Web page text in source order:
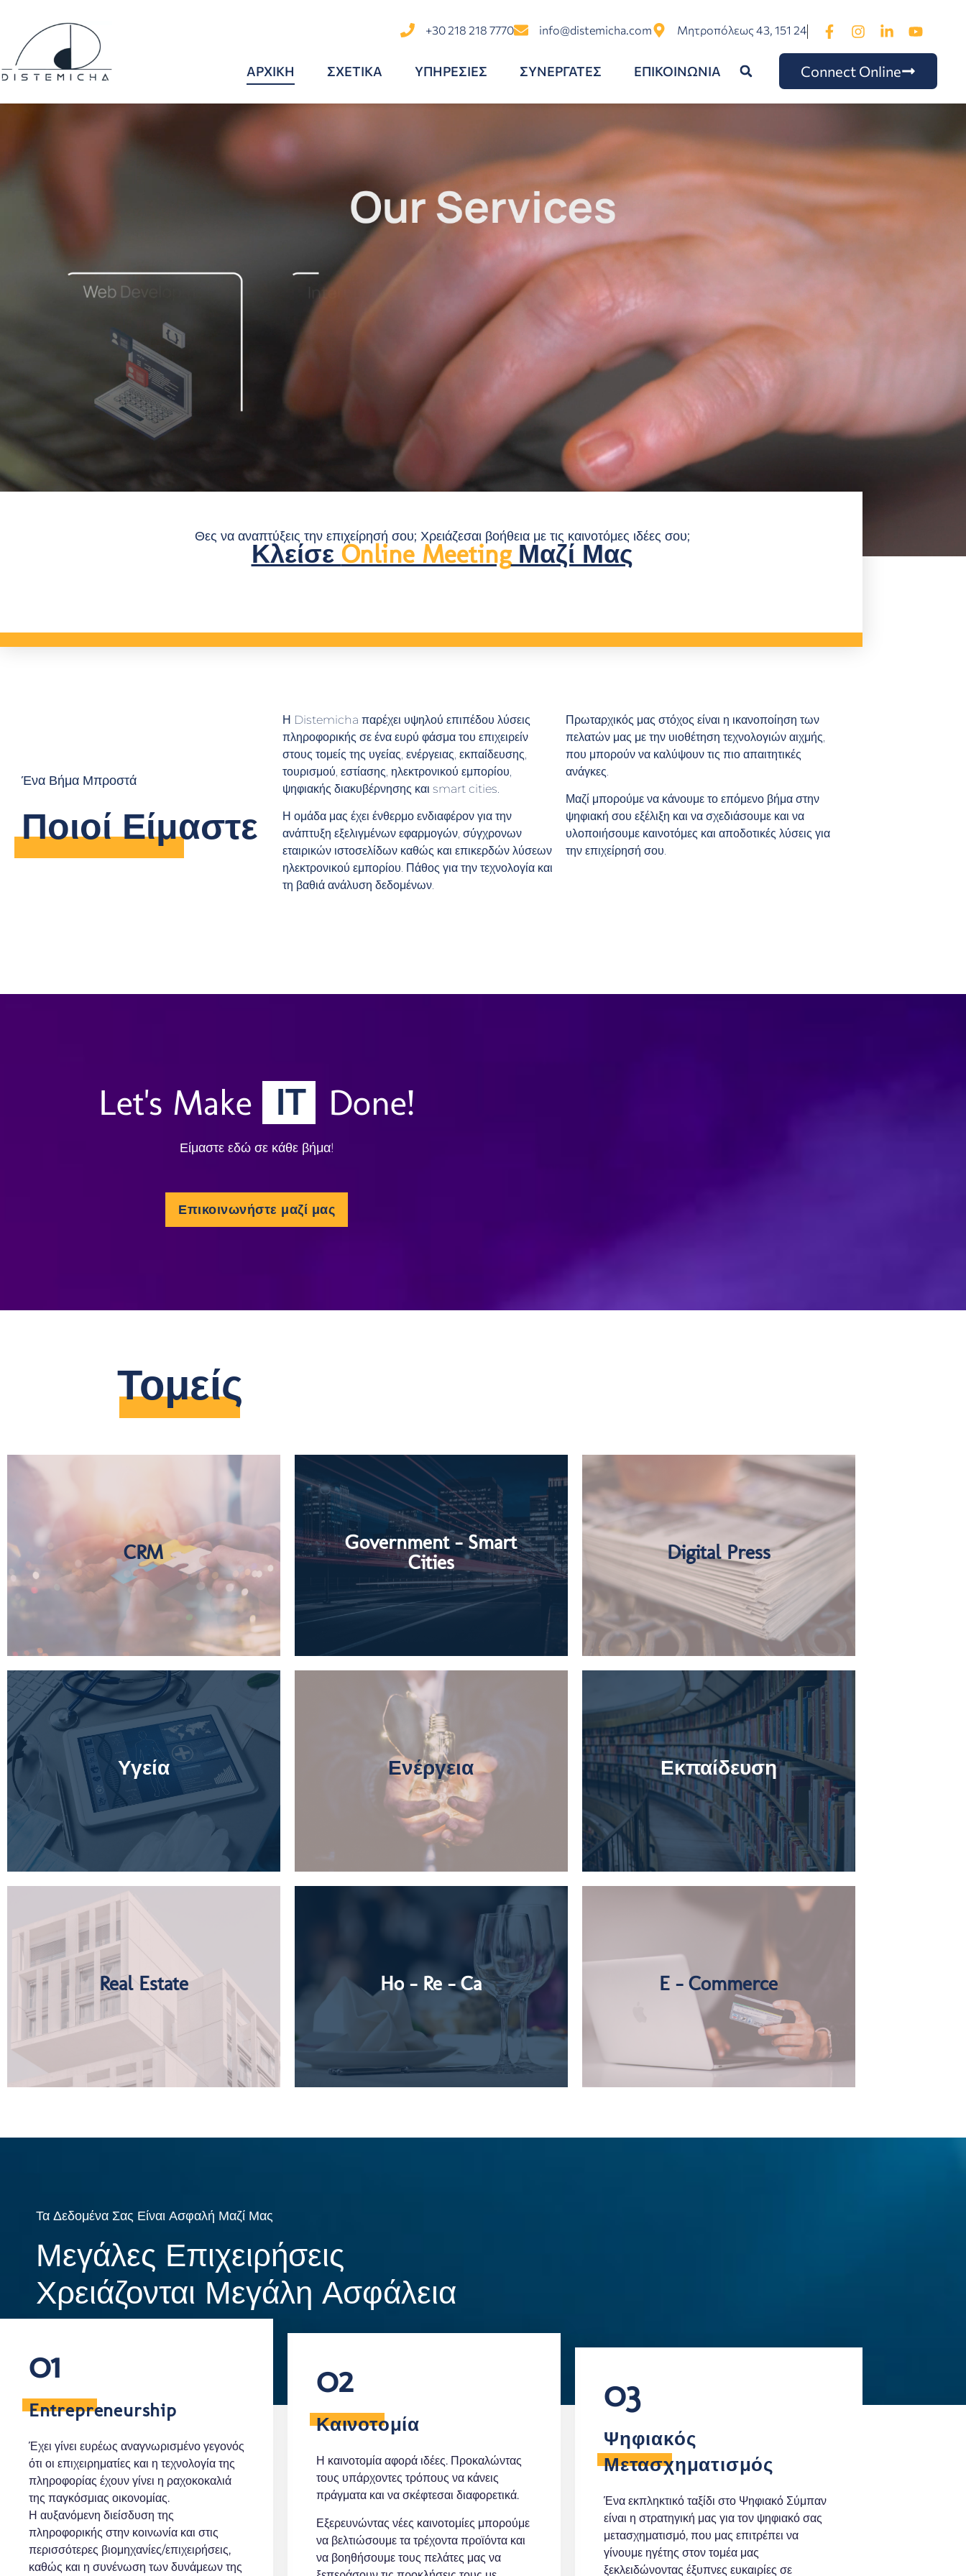
+30 218 218 7770 info@distemicha.com Μητροπόλεως 43, 151 24
ΑΡΧΙΚΗ ΣΧΕΤΙΚΑ ΥΠΗΡΕΣΙΕΣ ΣΥΝΕΡΓΑΤΕΣ ΕΠΙΚΟΙΝΩΝΙΑ Connect Online
Θες να αναπτύξεις την επιχείρησή σου; Χρειάζεσαι βοήθεια με τις καινοτόμες ιδέες σου;
Κλείσε Online MeetingΜαζί Μας
Ένα Βήμα Μπροστά
Ποιοί Είμαστε
Η Distemicha παρέχει υψηλού επιπέδου λύσεις
πληροφορικής σε ένα ευρύ φάσμα του επιχειρείν
στους τομείς της υγείας, ενέργειας, εκπαίδευσης,
τουρισμού, εστίασης, ηλεκτρονικού εμπορίου,
ψηφιακής διακυβέρνησης και smart cities.
Η ομάδα μας έχει ένθερμο ενδιαφέρον για την
ανάπτυξη εξελιγμένων εφαρμογών, σύγχρονων
εταιρικών ιστοσελίδων καθώς και επικερδών λύσεων
ηλεκτρονικού εμπορίου. Πάθος για την τεχνολογία και
τη βαθιά ανάλυση δεδομένων.
Πρωταρχικός μας στόχος είναι η ικανοποίηση των
πελατών μας με την υιοθέτηση τεχνολογιών αιχμής,
που μπορούν να καλύψουν τις πιο απαιτητικές
ανάγκες.
Μαζί μπορούμε να κάνουμε το επόμενο βήμα στην
ψηφιακή σου εξέλιξη και να σχεδιάσουμε και να
υλοποιήσουμε καινοτόμες και αποδοτικές λύσεις για
την επιχείρησή σου.
Let's Make IT Done!
Είμαστε εδώ σε κάθε βήμα!
Επικοινωνήστε μαζί μας
Τομείς
CRM
Government - Smart
Cities
Smart City Online
Digital Press
Υγεία Ενέργεια Εκπαίδευση
ClassWare
Real Estate Ho - Re - Ca E - Commerce
Τα Δεδομένα Σας Είναι Ασφαλή Μαζί Μας
Μεγάλες Επιχειρήσεις
Χρειάζονται Μεγάλη Ασφάλεια
01
Entrepreneurship
Έχει γίνει ευρέως αναγνωρισμένο γεγονός
ότι οι επιχειρηματίες και η τεχνολογία της
πληροφορίας έχουν γίνει η ραχοκοκαλιά
της παγκόσμιας οικονομίας.
Η αυξανόμενη διείσδυση της
πληροφορικής στην κοινωνία και στις
περισσότερες βιομηχανίες/επιχειρήσεις,
καθώς και η συνένωση των δυνάμεων της
02
Καινοτομία
Η καινοτομία αφορά ιδέες. Προκαλώντας
τους υπάρχοντες τρόπους να κάνεις
πράγματα και να σκέφτεσαι διαφορετικά.
Εξερευνώντας νέες καινοτομίες μπορούμε
να βελτιώσουμε τα τρέχοντα προϊόντα και
να βοηθήσουμε τους πελάτες μας να
03
Ψηφιακός
Μετασχηματισμός
Ένα εκπληκτικό ταξίδι στο Ψηφιακό Σύμπαν
είναι η στρατηγική μας για τον ψηφιακό σας
μετασχηματισμό, που μας επιτρέπει να
γίνουμε ηγέτης στον τομέα μας
ξεκλειδώνοντας έξυπνες ευκαιρίες σε